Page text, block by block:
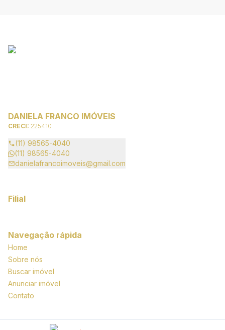
DANIELA FRANCO IMÓVEIS
CRECI: 225410
(11) 98565-4040
(11) 98565-4040
danielafrancoimoveis@gmail.com
Filial
Navegação rápida
Home
Sobre nós
Buscar imóvel
Anunciar imóvel
Contato